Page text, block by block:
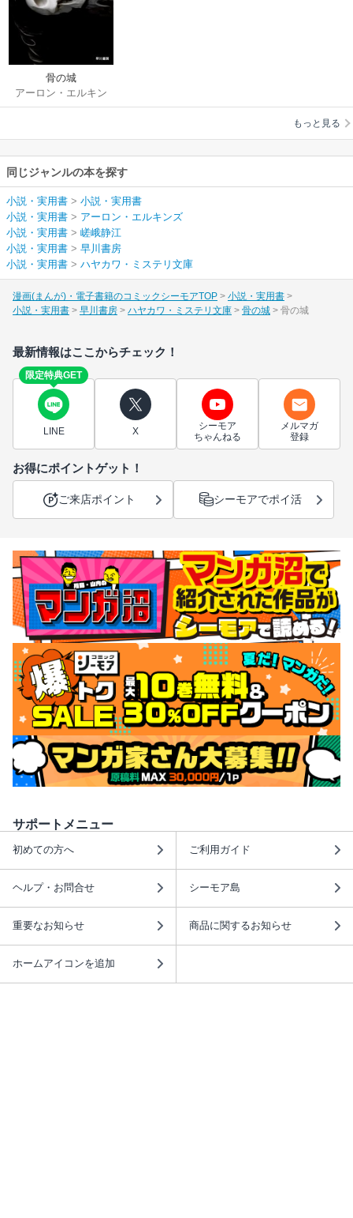
骨の城
アーロン・エルキン
ズ/嵯峨静江
もっと見る
同じジャンルの本を探す
小説・実用書 > 小説・実用書
小説・実用書 > アーロン・エルキンズ
小説・実用書 > 嵯峨静江
小説・実用書 > 早川書房
小説・実用書 > ハヤカワ・ミステリ文庫
漫画(まんが)・電子書籍のコミックシーモアTOP
小説・実用書
小説・実用書
早川書房 ハヤカワ・ミステリ文庫 骨の城 骨の城
最新情報はここからチェック！
限定特典GET
LINE X
シーモア
ちゃんねる
メルマガ
登録
お得にポイントゲット！
ご来店ポイント シーモアでポイ活
サポートメニュー
初めての方へ ご利用ガイド
ヘルプ・お問合せ シーモア島
重要なお知らせ 商品に関するお知らせ
ホームアイコンを追加